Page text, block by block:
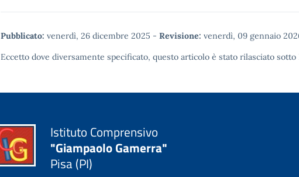
Pubblicato: venerdì, 26 dicembre 2025 - Revisione: venerdì, 09 gennaio
Eccetto dove diversamente specificato, questo articolo è stato rilasciato sotto
Istituto Comprensivo
"Giampaolo Gamerra"
Pisa (PI)